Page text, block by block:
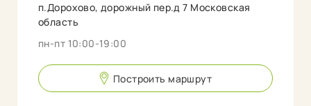
п.Дорохово, дорожный пер.д 7 Московская
область
пн-пт 10:00-19:00
Построить маршрут